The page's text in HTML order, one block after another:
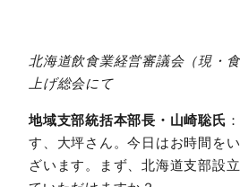
北海道飲食業経営審議会（現・
上げ総会にて
地域支部統括本部長・山崎聡氏
す、大坪さん。今日はお時間を
ざいます。まず、北海道支部設